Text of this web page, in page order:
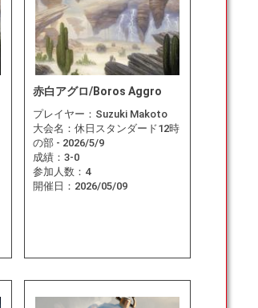
赤白アグロ/Boros Aggro
プレイヤー： Suzuki Makoto
大会名： 休日スタンダード12時
の部 - 2026/5/9
成績： 3-0
参加人数： 4
開催日： 2026/05/09